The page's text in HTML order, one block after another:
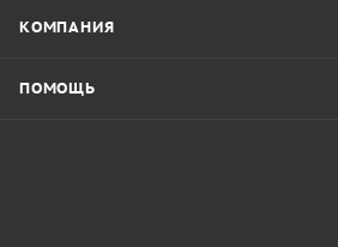
КОМПАНИЯ
ПОМОЩЬ